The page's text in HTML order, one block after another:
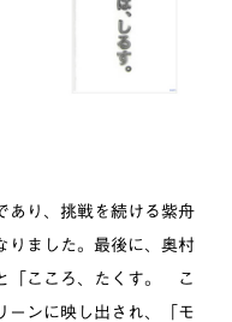
あり、挑戦を続ける紫舟
りました。最後に、奥村
「こころ、たくす。 こ
ーンに映し出され、「モ